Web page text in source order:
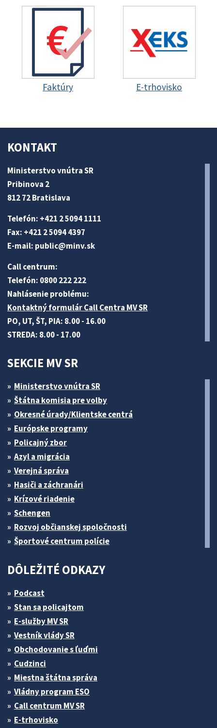
Faktúry E-trhovisko
KONTAKT
Ministerstvo vnútra SR
Pribinova 2
812 72 Bratislava
Telefón: +421 2 5094 1111
Fax: +421 2 5094 4397
E-mail: public@minv.sk
Call centrum:
Telefón: 0800 222 222
Nahlásenie problému:
Kontaktný formulár Call Centra MV SR
PO, UT, ŠT, PIA: 8.00 - 16.00
STREDA: 8.00 - 17.00
SEKCIE MV SR
Ministerstvo vnútra SR
Štátna komisia pre volby
Okresné úrady/Klientske centrá
Európske programy
Policajný zbor
Azyl a migrácia
Verejná správa
Hasiči a záchranári
Krízové riadenie
Schengen
Rozvoj občianskej spoločnosti
Športové centrum polície
DÔLEŽITÉ ODKAZY
Podcast
Stan sa policajtom
E-služby MV SR
Vestník vlády SR
Obchodovanie s ľuďmi
Cudzinci
Miestna štátna správa
Vládny program ESO
Call centrum MV SR
E-trhovisko